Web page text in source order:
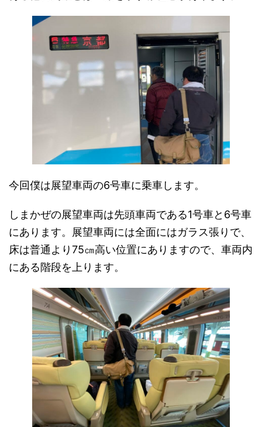
今回僕は展望車両の6号車に乗車します。
しまかぜの展望車両は先頭車両である1号車と6号車
にあります。展望車両には全面にはガラス張りで、
床は普通より75㎝高い位置にありますので、車両内
にある階段を上ります。